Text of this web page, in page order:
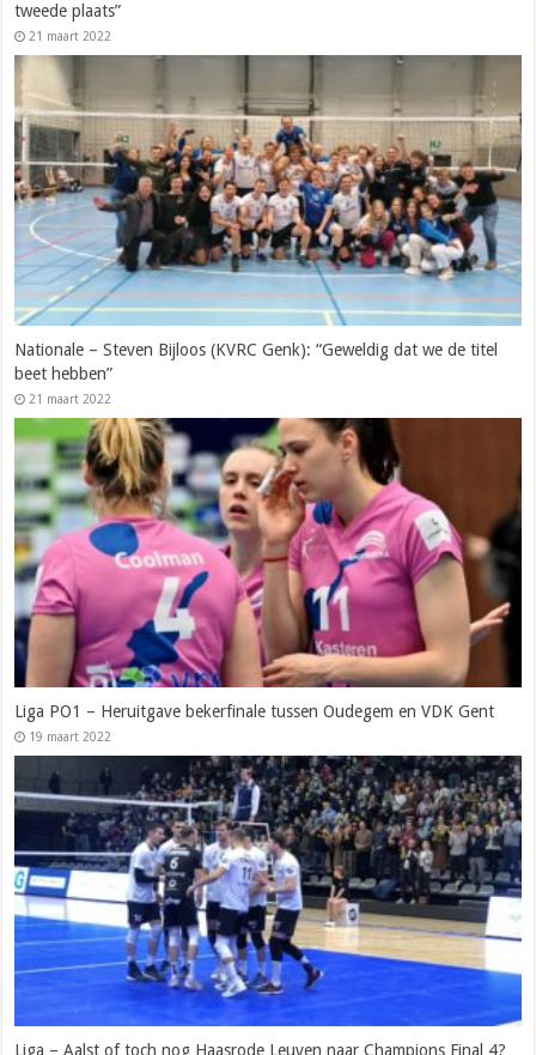
tweede plaats”
21 maart 2022
Nationale – Steven Bijloos (KVRC Genk): “Geweldig dat we de titel
beet hebben”
21 maart 2022
Liga PO1 – Heruitgave bekerfinale tussen Oudegem en VDK Gent
19 maart 2022
Liga – Aalst of toch nog Haasrode Leuven naar Champions Final 4?